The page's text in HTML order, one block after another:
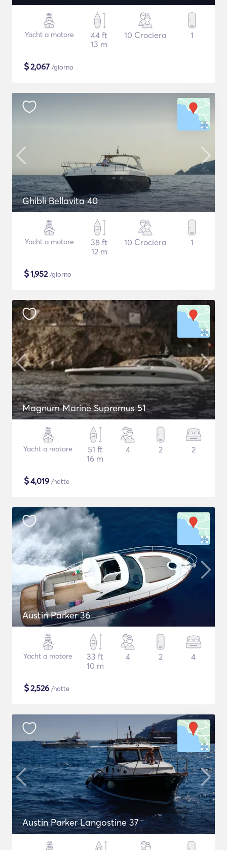
Yacht a motore
44 ft
13 m
10 Crociera 1
$2,067 /giorno
Ghibli Bellavita 40
Yacht a motore
38 ft
12 m
10 Crociera 1
$1,952/giorno
Magnum Marine Supremus 51
Yacht a motore
51 ft
16 m
4 2 2
$4,019 /notte
Austin Parker 36
Yacht a motore
33 ft
10 m
4 2 4
$2,526 /notte
Austin Parker Langostine 37